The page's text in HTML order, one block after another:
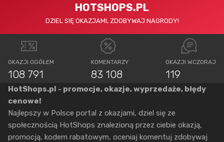
HOTSHOPS.PL
DZIEL SIĘ OKAZJAMI, ZDOBYWAJ NAGRODY!
OKAZJI OGÓŁEM
108 791
KOMENTARZY
83 108
OKAZJI WCZORAJ
119
HotShops.pl - promocje, okazje, wyprzedaże, błędy
cenowe!
Najlepszy w Polsce portal z okazjami, dziel się ze
społecznością HotShops znalezioną przez ciebie okazją,
promocją, kodem rabatowym, oceniaj komentuj zdobywaj